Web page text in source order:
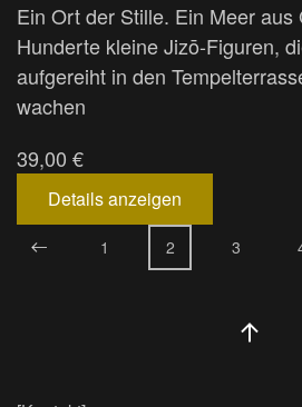
Ein Ort der Stille. Ein Meer aus
Hunderte kleine Jizō-Figuren,
aufgereiht in den
wachen
39,00 €
Details anzeigen
1 2 3